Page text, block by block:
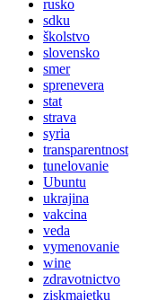
rusko
sdku
školstvo
slovensko
smer
sprenevera
stat
strava
syria
transparentnost
tunelovanie
Ubuntu
ukrajina
vakcina
veda
vymenovanie
wine
zdravotnictvo
ziskmajetku